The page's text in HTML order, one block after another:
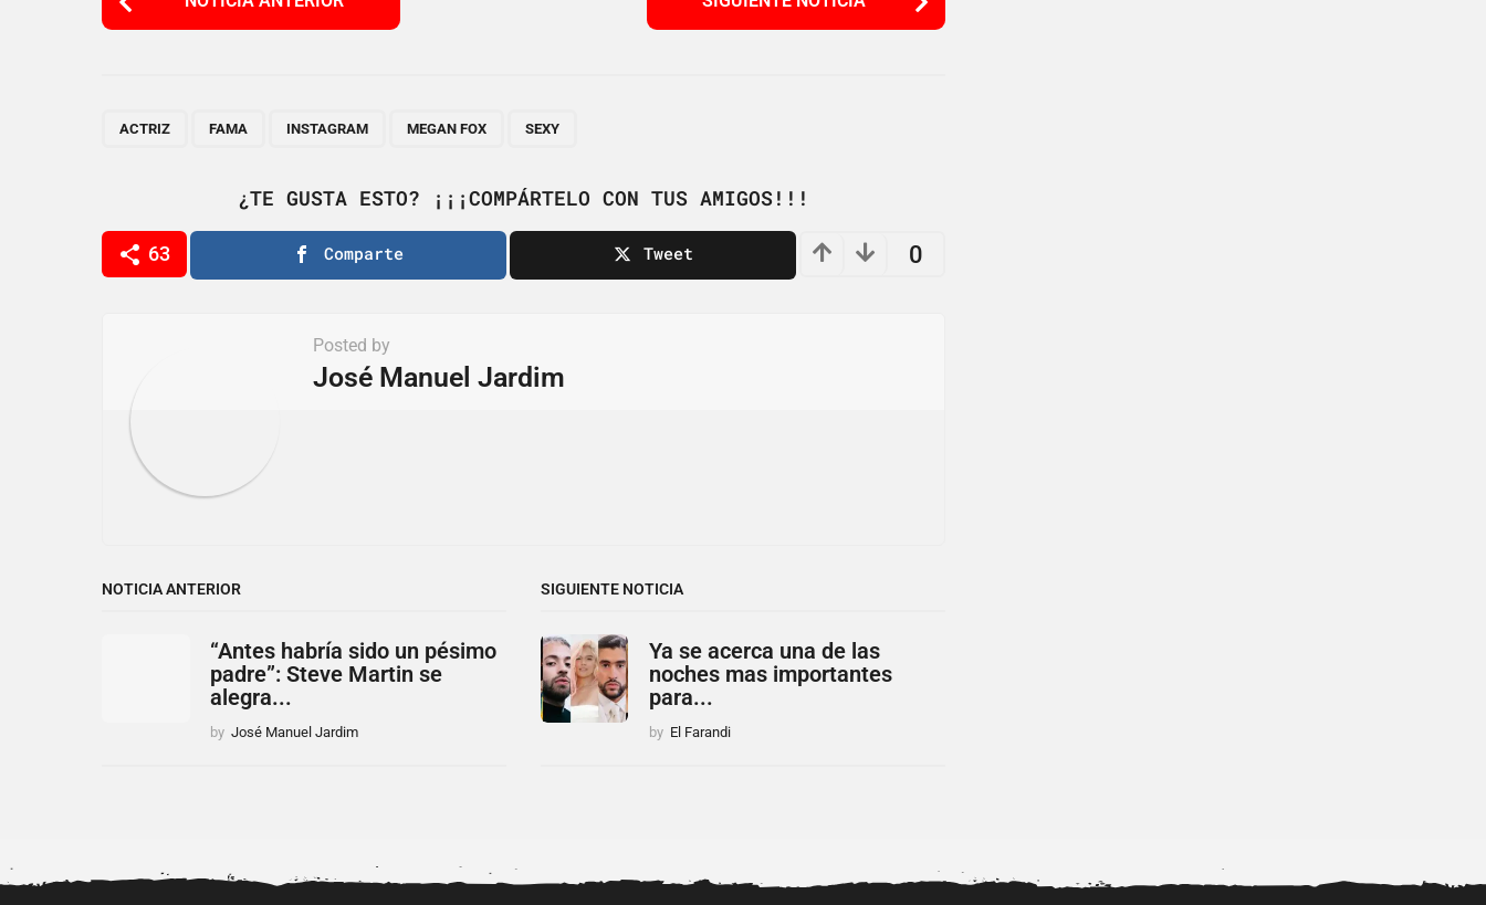
o
P
i
n
ACTRIZ FAMA INSTAGRAM MEGAN FOX SEXY
¿TE GUSTA ESTO? ¡¡¡COMPÁRTELO CON TUS AMIGOS!!!
63 0
Comparte Tweet
Posted by
José Manuel Jardim
NOTICIA ANTERIOR
“Antes habría sido un pésimo
padre”: Steve Martin se
alegra...
by José Manuel Jardim
SIGUIENTE NOTICIA
Ya se acerca una de las
noches mas importantes
para...
by El Farandi